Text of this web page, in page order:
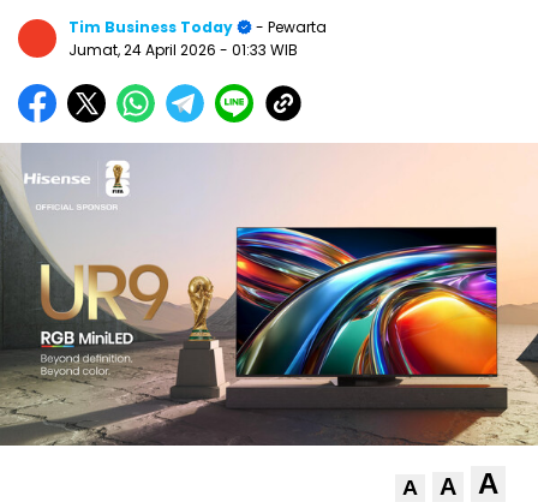
Tim Business Today
- Pewarta
Jumat, 24 April 2026 - 01:33 WIB
A A A